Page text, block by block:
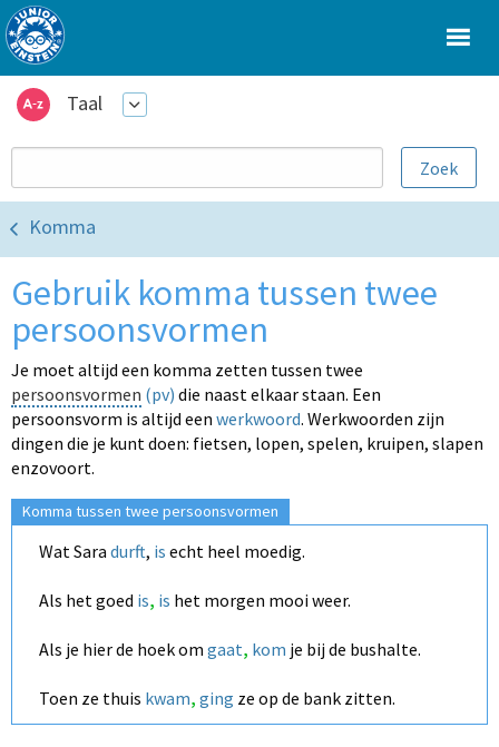
Taal
Komma
Gebruik komma tussen twee
persoonsvormen
Je moet altijd een komma zetten tussen twee
persoonsvormen (pv) die naast elkaar staan. Een
persoonsvorm is altijd een werkwoord. Werkwoorden zijn
dingen die je kunt doen: fietsen, lopen, spelen, kruipen, slapen
enzovoort.
Komma tussen twee persoonsvormen
Wat Sara durft, is echt heel moedig.
Als het goed is, is het morgen mooi weer.
Als je hier de hoek om gaat, kom je bij de bushalte.
Toen ze thuis kwam, ging ze op de bank zitten.